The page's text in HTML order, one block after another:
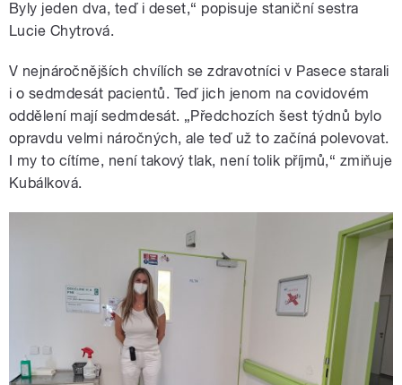
Byly jeden dva, teď i deset,“ popisuje staniční sestra
Lucie Chytrová.
V nejnáročnějších chvílích se zdravotníci v Pasece starali
i o sedmdesát pacientů. Teď jich jenom na covidovém
oddělení mají sedmdesát. „Předchozích šest týdnů bylo
opravdu velmi náročných, ale teď už to začíná polevovat.
I my to cítíme, není takový tlak, není tolik příjmů,“ zmiňuje
Kubálková.